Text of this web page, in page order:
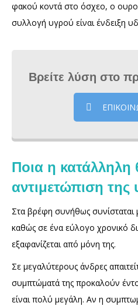
φακού κοντά στο όσχεο, ο
συλλογή υγρού είναι ένδειξη
Βρείτε λύση στο
Ποια η κατάλληλη
αντιμετώπιση
Στα βρέφη συνήθως
καθώς σε ένα εύλογο χρονικό
εξαφανίζεται από μόνη της.
Σε μεγαλύτερους άνδρες
συμπτώματά της προκαλούν
είναι πολύ μεγάλη. Αν η